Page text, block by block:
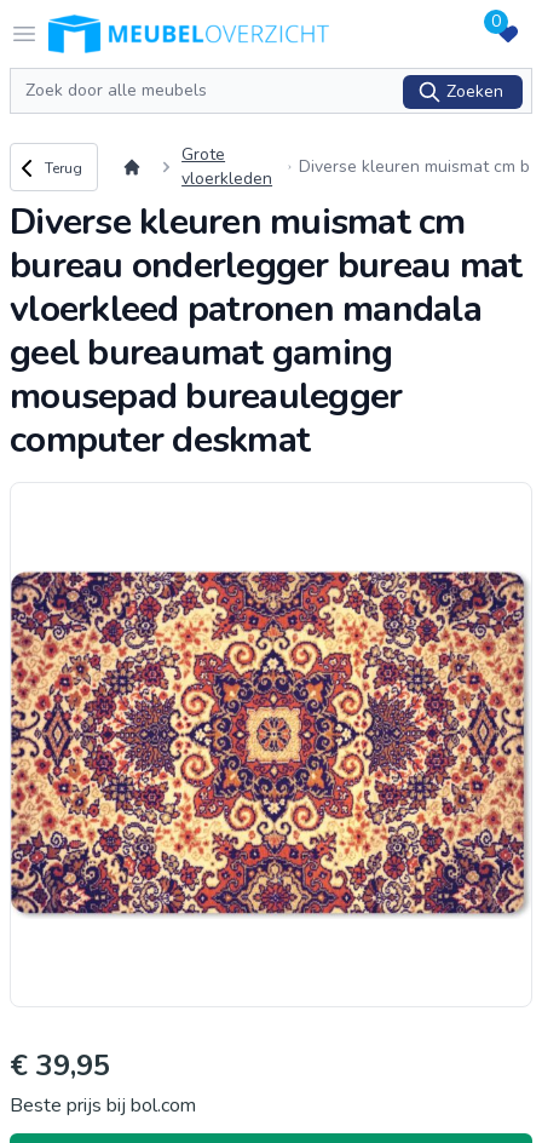
Open menu
Logo Meubeloverzicht.nl 0
Zoeken
Zoeken
Terug naar overzicht
Terug
Grote
vloerkleden
Diverse kleuren muismat cm b
t vloerkleed patronen mandal
a geel bureaumat...
Diverse kleuren muismat cm
bureau onderlegger bureau mat
vloerkleed patronen mandala
geel bureaumat gaming
mousepad bureaulegger
computer deskmat
€ 39,95
Beste prijs bij bol.com